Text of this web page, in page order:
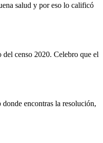
salud y por eso lo calificó
censo 2020. Celebro que el
encontras la resolución,